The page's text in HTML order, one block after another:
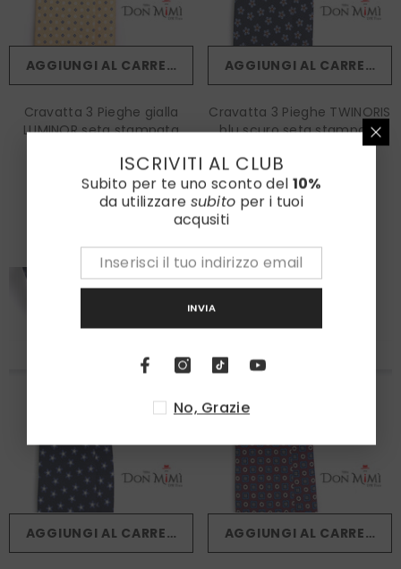
AGGIUNGI AL CARRELLO
Cravatta 3 Pieghe gialla
LUMINOR seta stampata
€100,00
AGGIUNGI AL CARRELLO
Cravatta 3 Pieghe TWINORIS
blu scuro seta stampata
€100,00
Colore: Blu Scuro
AGGIUNGI AL CARRELLO AGGIUNGI AL CARRELLO
ISCRIVITI AL CLUB
Subito per te uno sconto del 10%
da utilizzare subito per i tuoi
acqusiti
INVIA
No, Grazie